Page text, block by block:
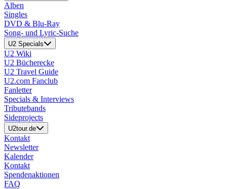
Alben
Singles
DVD & Blu-Ray
Song- und Lyric-Suche
U2 Specials
U2 Wiki
U2 Bücherecke
U2 Travel Guide
U2.com Fanclub
Fanletter
Specials & Interviews
Tributebands
Sideprojects
U2tour.de
Kontakt
Newsletter
Kalender
Kontakt
Spendenaktionen
FAQ